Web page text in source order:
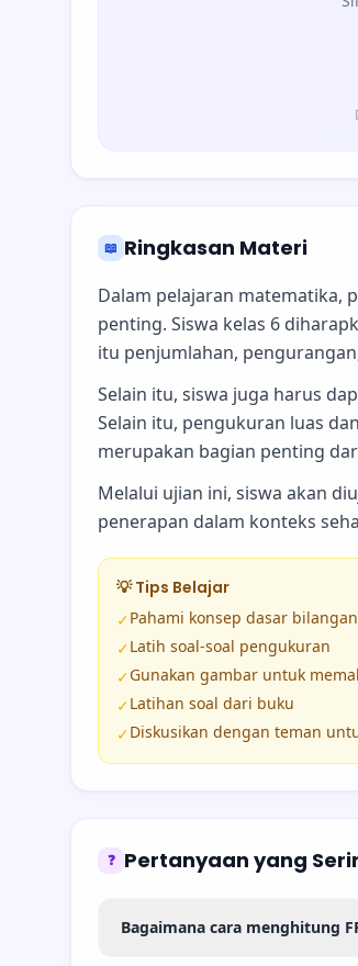
📖 Ringkasan Materi
Dalam pelajaran matematika,
penting. Siswa kelas 6
itu penjumlahan,
Selain itu, siswa juga harus
Selain itu, pengukuran luas
merupakan bagian penting
Melalui ujian ini, siswa akan
penerapan dalam konteks
💡 Tips Belajar
✓Pahami konsep dasar
✓Latih soal-soal pengukuran
✓Gunakan gambar untuk
✓Latihan soal dari buku
✓Diskusikan dengan teman
❓ Pertanyaan yang
Bagaimana cara menghitung